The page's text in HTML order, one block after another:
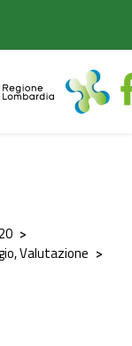
>
Valutazione >